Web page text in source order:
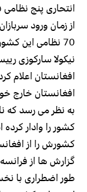
انتحاری پنج
از زمان ورود
70 نظامی این کشور کشته شده اند.
نیکولا سارکوزی
افغانستان خارج
به نظر می رسد که
کشور را وادار
کشورش را از
گزارش ها از
طور اضطراری با